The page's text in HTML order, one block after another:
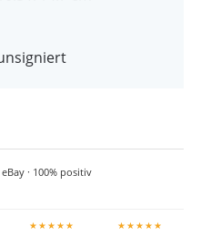
· 100% positiv
★★★★★ ★★★★★